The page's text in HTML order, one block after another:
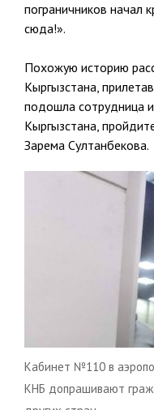
пограничников начал
сюда!».
Похожую историю
Кыргызстана,
подошла сотрудница
Кыргызстана,
Зарема Султанбекова.
Кабинет №110 в
КНБ допрашивают